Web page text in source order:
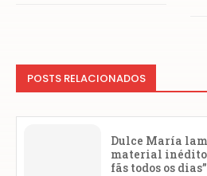
POSTS RELACIONADOS
Dulce María
material inédito
fãs todos os dias”